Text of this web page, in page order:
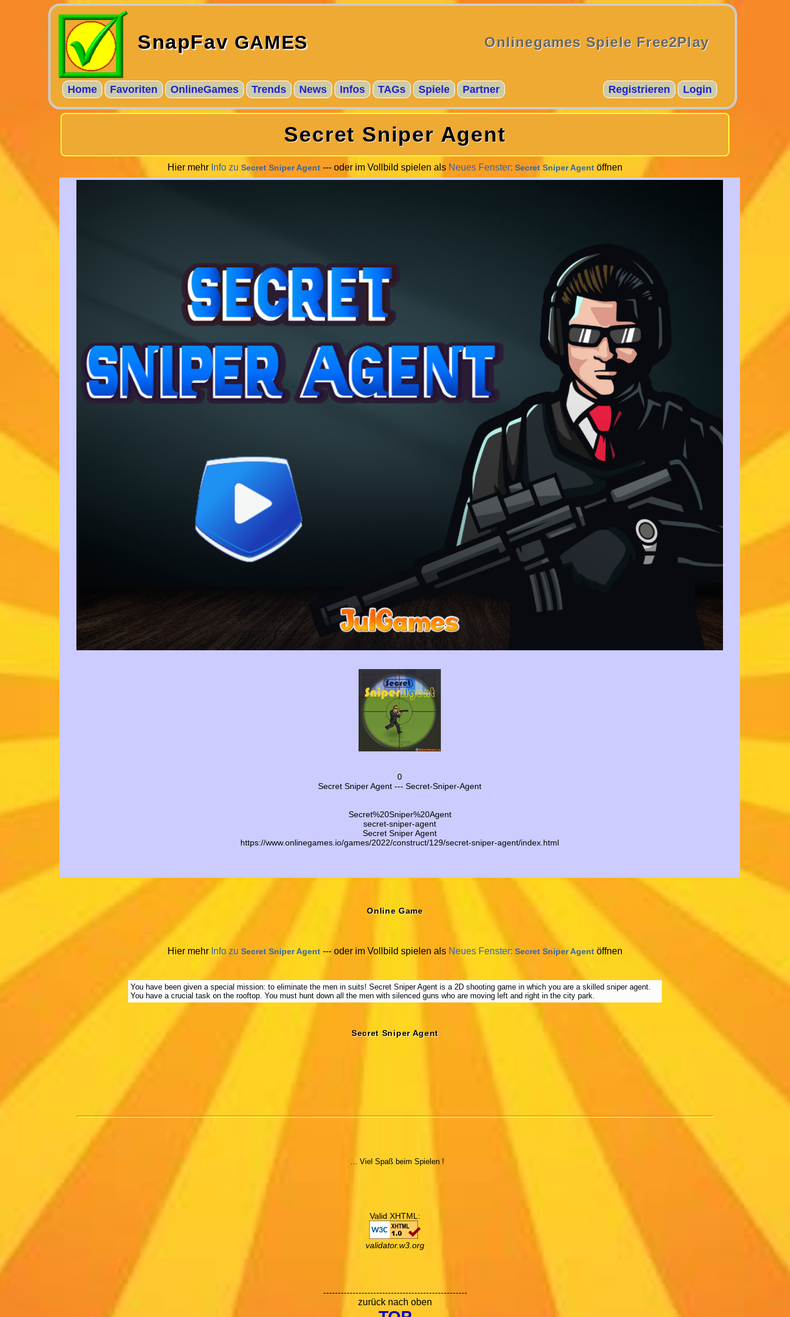
SnapFavGAMES Onlinegames Spiele Free2Play
Home Favoriten OnlineGames Trends News Infos TAGs Spiele Partner Login
Registrieren
Secret Sniper Agent
Hier mehr Info zu Secret Sniper Agent --- oder im Vollbild spielen als Neues Fenster: Secret Sniper Agent öffnen
0
Secret Sniper Agent --- Secret-Sniper-Agent
Secret%20Sniper%20Agent
secret-sniper-agent
Secret Sniper Agent
https://www.onlinegames.io/games/2022/construct/129/secret-sniper-agent/index.html
Online Game
Hier mehr Info zu Secret Sniper Agent --- oder im Vollbild spielen als Neues Fenster: Secret Sniper Agent öffnen
You have been given a special mission: to eliminate the men in suits! Secret Sniper Agent is a 2D shooting game in which you are a skilled sniper agent.
You have a crucial task on the rooftop. You must hunt down all the men with silenced guns who are moving left and right in the city park.
Secret Sniper Agent
... Viel Spaß beim Spielen !
Valid XHTML:
validator.w3.org
-------------------------------------------------
zurück nach oben